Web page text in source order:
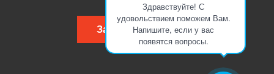
Здравствуйте! С
удовольствием поможем Вам.
Напишите, если у вас
появятся вопросы.
Заказать звонок